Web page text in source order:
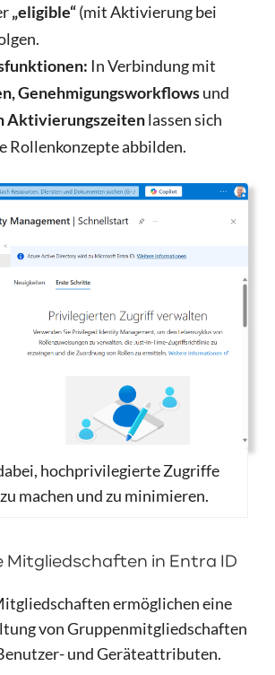
„eligible“(mit Aktivierung bei
In Verbindung mit
Genehmigungsworkflowsund
Aktivierungszeitenlassen sich
Rollenkonzepte abbilden.
hochprivilegierte Zugriffe
machen und zu minimieren.
Mitgliedschaften in Entra ID
ermöglichen eine
von Gruppenmitgliedschaften
und Geräteattributen.